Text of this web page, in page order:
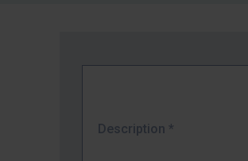
Description *